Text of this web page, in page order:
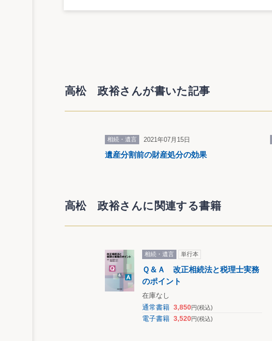
高松 政裕さんが書いた記事
相続・遺言 2021年07月15日
遺産分割前の財産処分の効果
高松 政裕さんに関連する書籍
相続・遺言 単行本
Ｑ＆Ａ 改正相続法と税理士実務
のポイント
在庫なし
通常書籍 3,850円(税込)
電子書籍 3,520円(税込)